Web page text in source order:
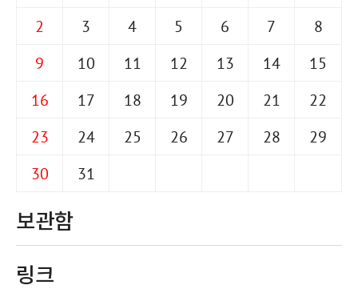
2
3 4 5 6 7
8
9
10 11 12 13 14
15
16
17 18 19 20 21
22
23
24 25 26 27 28
29
30
31
보관함
링크